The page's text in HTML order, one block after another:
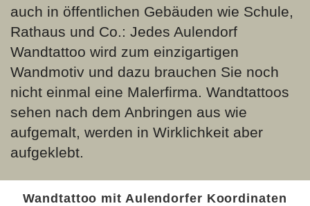
auch in öffentlichen Gebäuden wie Schule,
Rathaus und Co.: Jedes Aulendorf
Wandtattoo wird zum einzigartigen
Wandmotiv und dazu brauchen Sie noch
nicht einmal eine Malerfirma. Wandtattoos
sehen nach dem Anbringen aus wie
aufgemalt, werden in Wirklichkeit aber
aufgeklebt.
Wandtattoo mit Aulendorfer Koordinaten